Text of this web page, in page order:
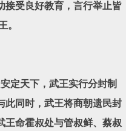
接受良好教育，言行举止皆
。
定天下，武王实行分封制
此同时，武王将商朝遗民封
王命霍叔处与管叔鲜、蔡叔